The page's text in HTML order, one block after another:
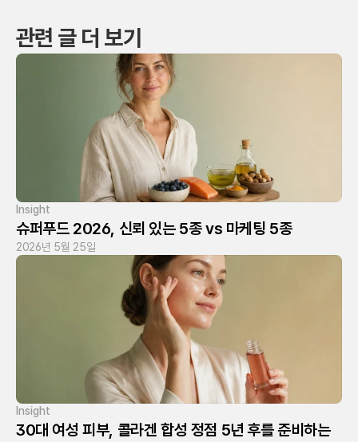
관련 글 더 보기
Insight
슈퍼푸드 2026, 신뢰 있는 5종 vs 마케팅 5종
2026년 5월 25일
Insight
30대 여성 피부, 콜라겐 합성 정점 5년 후를 준비하는